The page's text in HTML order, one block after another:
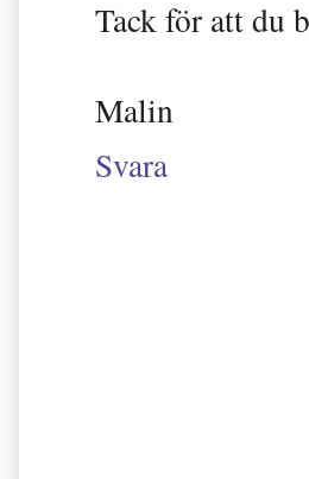
Tack för att du
Malin
Svara